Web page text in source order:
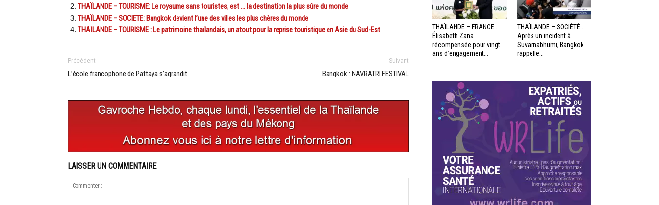
THAÏLANDE – TOURISME: Le royaume sans touristes, est … la destination la plus sûre du monde
THAÏLANDE – SOCIETE: Bangkok devient l’une des villes les plus chères du monde
THAÏLANDE – TOURISME : Le patrimoine thaïlandais, un atout pour la reprise touristique en Asie du Sud-Est
Précédent
L’école francophone de Pattaya s’agrandit
Suivant
Bangkok : NAVRATRI FESTIVAL
LAISSER UN COMMENTAIRE
THAÏLANDE – FRANCE :
Élisabeth Zana
récompensée pour vingt
ans d’engagement...
THAÏLANDE – SOCIÉTÉ :
Après un incident à
Suvarnabhumi, Bangkok
rappelle...